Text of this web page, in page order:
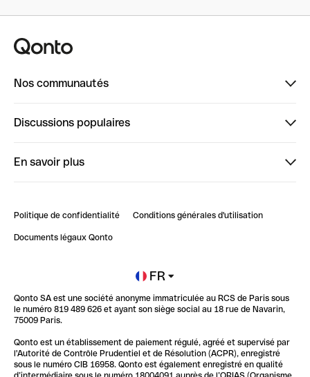
Nos communautés
ClubQonto
Discussions populaires
Impact de l'IA sur les carrières/productivité
En savoir plus
Blog
Newsroom
Glossaire finance
Politique de confidentialité Conditions générales d'utilisation
Documents légaux Qonto
FR
Qonto SA est une société anonyme immatriculée au RCS de Paris sous
le numéro 819 489 626 et ayant son siège social au 18 rue de Navarin,
75009 Paris.
Qonto est un établissement de paiement régulé, agréé et supervisé par
l'Autorité de Contrôle Prudentiel et de Résolution (ACPR), enregistré
sous le numéro CIB 16958. Qonto est également enregistré en qualité